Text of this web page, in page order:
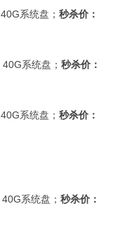
40G系统盘； 秒杀价：
40G系统盘； 秒杀价：
40G系统盘； 秒杀价：
40G系统盘； 秒杀价：